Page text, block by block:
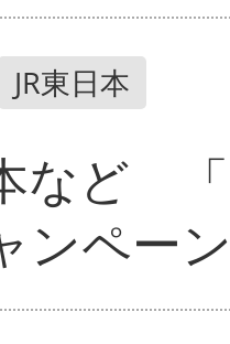
JR東日本
など
ンペー